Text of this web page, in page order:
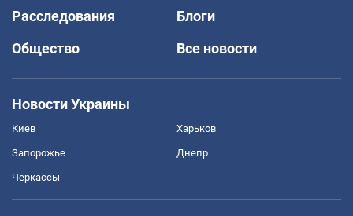
Расследования
Блоги
Общество
Все новости
Новости Украины
Киев Харьков
Запорожье Днепр
Черкассы